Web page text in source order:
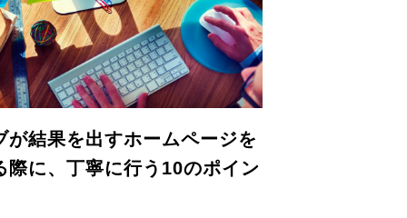
が結果を出すホームページを
際に、丁寧に行う10のポイン